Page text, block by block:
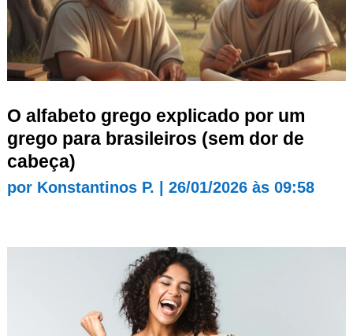
O alfabeto grego explicado por um
grego para brasileiros (sem dor de
cabeça)
por Konstantinos P. 26/01/2026 às 09:58